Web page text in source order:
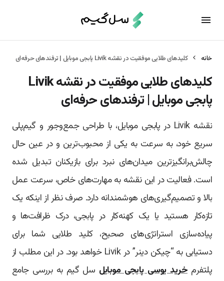
خانه کلیدهای طلایی موفقیت در نقشه Livik پابجی موبایل | ترفندهای حرفه‌ای
کلیدهای طلایی موفقیت در نقشه Livik
پابجی موبایل | ترفندهای حرفه‌ای
نقشه Livik در پابجی موبایل، با طراحی جمع‌وجور و گیم‌پلی
سریع خود، به سرعت به یکی از محبوب‌ترین و در عین حال
چالش‌برانگیزترین میدان‌های نبرد برای بازیکنان تبدیل شده
است. فعالیت در این نقشه به مهارت‌های خاص، سرعت عمل
بالا و تصمیم‌گیری‌های هوشمندانه دارد. صرف نظر از اینکه یک
تازه‌کار هستید یا یک کهنه‌کار در پابجی، درک ظرافت‌ها و
پیاده‌سازی استراتژی‌های صحیح، کلید طلایی شما برای
دستیابی به “چیکن دینر” در Livik خواهد بود. در این مطلب از
پلتفرم خرید یوسی پابجی موبایل سل گیم به بررسی جامع